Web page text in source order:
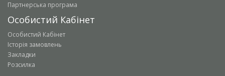
Партнерська програма
Особистий Кабінет
Особистий Кабінет
Історія замовлень
Закладки
Розсилка